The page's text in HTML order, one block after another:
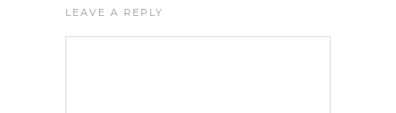
LEAVE A REPLY